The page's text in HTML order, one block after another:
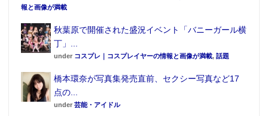
報と画像が満載
秋葉原で開催された盛況イベント「バニーガール横
丁」...
under コスプレ｜コスプレイヤーの情報と画像が満載, 話題
橋本環奈が写真集発売直前、セクシー写真など17
点の...
under 芸能・アイドル